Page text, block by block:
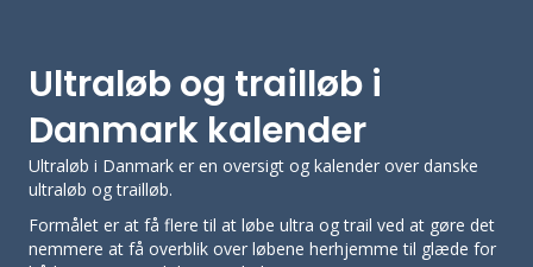
Ultraløb og trailløb i
Danmark kalender
Ultraløb i Danmark er en oversigt og kalender over danske
ultraløb og trailløb.
Formålet er at få flere til at løbe ultra og trail ved at gøre det
nemmere at få overblik over løbene herhjemme til glæde for